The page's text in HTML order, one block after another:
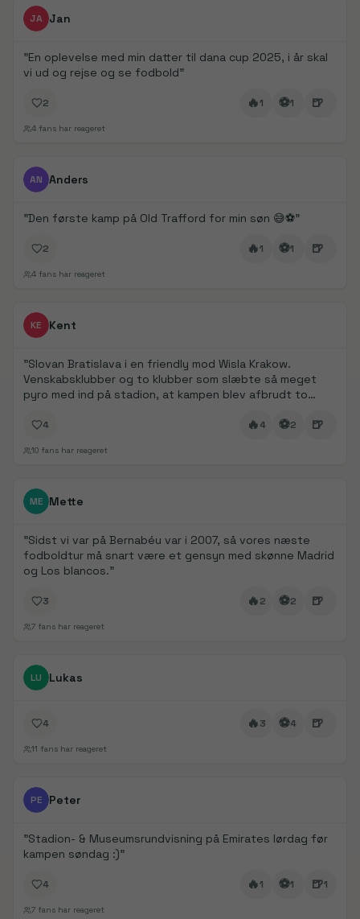
FanDays bidrag
JA Jan
"En oplevelse med min datter til dana cup 2025, i år skal
vi ud og rejse og se fodbold"
2 🔥1 ⚽1 🍺
4 fans har reageret
FanDays bidrag
AN Anders
"Den første kamp på Old Trafford for min søn 😅⚽️"
2 🔥1 ⚽1 🍺
4 fans har reageret
FanDays bidrag
KE Kent
"Slovan Bratislava i en friendly mod Wisla Krakow.
Venskabsklubber og to klubber som slæbte så meget
pyro med ind på stadion, at kampen blev afbrudt to
4 🔥4 ⚽2 🍺
10 fans har reageret
FanDays bidrag
ME Mette
"Sidst vi var på Bernabéu var i 2007, så vores næste
fodboldtur må snart være et gensyn med skønne Madrid
og Los blancos."
3 🔥2 ⚽2 🍺
7 fans har reageret
FanDays bidrag
LU Lukas
4 🔥3 ⚽4 🍺
11 fans har reageret
FanDays bidrag
PE Peter
"Stadion- & Museumsrundvisning på Emirates lørdag før
kampen søndag :)"
4 🔥1 ⚽1 🍺1
7 fans har reageret